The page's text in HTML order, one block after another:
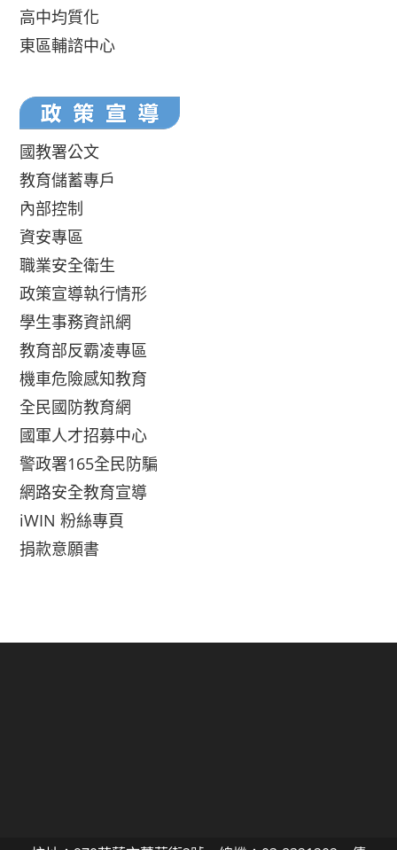
高中均質化
東區輔諮中心
國教署公文
教育儲蓄專戶
內部控制
資安專區
職業安全衛生
政策宣導執行情形
學生事務資訊網
教育部反霸凌專區
機車危險感知教育
全民國防教育網
國軍人才招募中心
警政署165全民防騙
網路安全教育宣導
iWIN 粉絲專頁
捐款意願書